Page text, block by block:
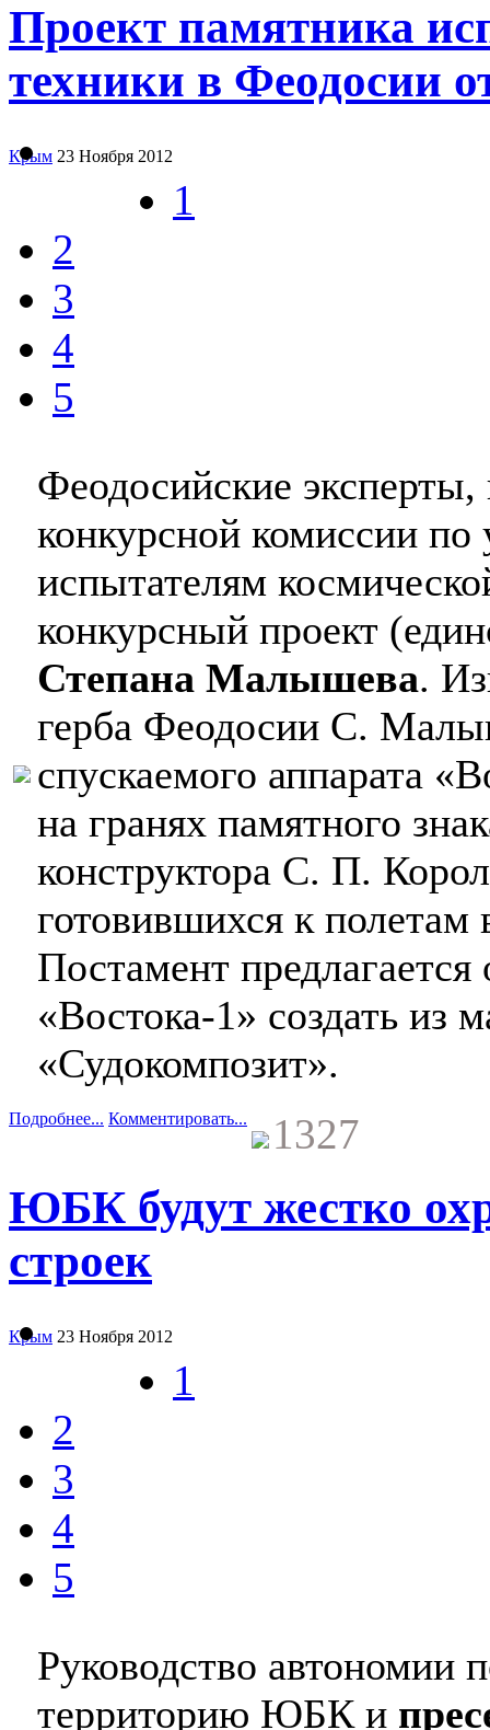
Проект памятника
техники в Феодосии
Крым 23 Ноября 2012
1
2
3
4
5
Феодосийские эксперты,
конкурсной комиссии по
испытателям
конкурсный проект
Степана Малышева.
герба Феодосии С.
спускаемого аппарата
на гранях памятного
конструктора С. П.
готовившихся к
Постамент предлагается
«Востока-1» создать из
«Судокомпозит».
Подробнее... Комментировать... 1327
ЮБК будут жестко
строек
Крым 23 Ноября 2012
1
2
3
4
5
Руководство автономии
территорию ЮБК и